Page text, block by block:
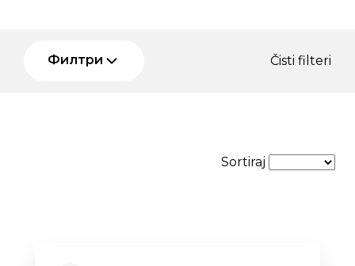
Филтри Čisti filteri
Sortiraj